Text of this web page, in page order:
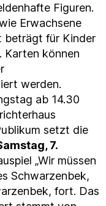
Figuren.
Erwachsene
beträgt für Kinder
Karten können
werden.
ab 14.30
setzt die
7.
„Wir müssen
Schwarzenbek,
fort. Das